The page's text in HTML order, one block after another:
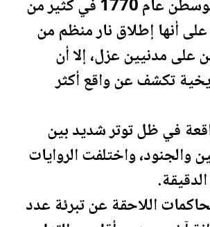
تُصوَّر مذبحة بوسطن عام 1770 في كثير من
على أنها إطلاق نار منظم من
على مدنيين عزل، إلا أن
تكشف عن واقع أكثر
في ظل توتر شديد بين
والجنود، واختلفت الروايات
اللاحقة عن تبرئة عدد